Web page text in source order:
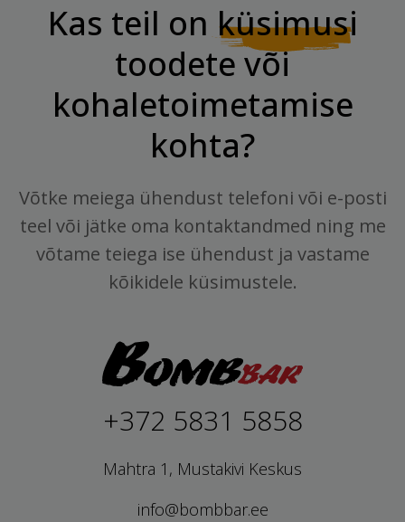
Kas teil on küsimusi
toodete või
kohaletoimetamise
kohta?
Võtke meiega ühendust telefoni või e-posti
teel või jätke oma kontaktandmed ning me
võtame teiega ise ühendust ja vastame
kõikidele küsimustele.
+372 5831 5858
Mahtra 1, Mustakivi Keskus
info@bombbar.ee